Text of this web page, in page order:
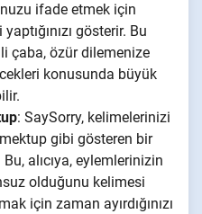
ifade etmek için
gösterir. Bu
çaba, özür dilemenize
konusunda büyük
: SaySorry, kelimelerinizi
gibi gösteren bir
alıcıya, eylemlerinizin
olduğunu kelimesi
için zaman ayırdığınızı